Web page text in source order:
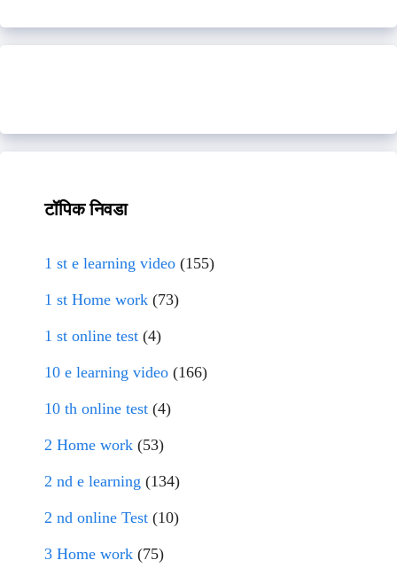
टॉपिक निवडा
1 st e learning video (155)
1 st Home work (73)
1 st online test (4)
10 e learning video (166)
10 th online test (4)
2 Home work (53)
2 nd e learning (134)
2 nd online Test (10)
3 Home work (75)